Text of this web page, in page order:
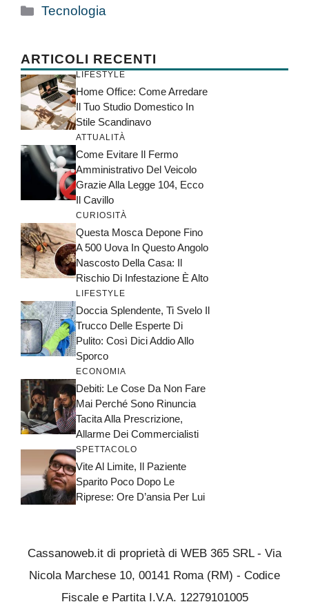
Categorie
Tecnologia
ARTICOLI RECENTI
LIFESTYLE
Home Office: Come Arredare
Il Tuo Studio Domestico In
Stile Scandinavo
ATTUALITÀ
Come Evitare Il Fermo
Amministrativo Del Veicolo
Grazie Alla Legge 104, Ecco
Il Cavillo
CURIOSITÀ
Questa Mosca Depone Fino
A 500 Uova In Questo Angolo
Nascosto Della Casa: Il
Rischio Di Infestazione È Alto
LIFESTYLE
Doccia Splendente, Ti Svelo Il
Trucco Delle Esperte Di
Pulito: Così Dici Addio Allo
Sporco
ECONOMIA
Debiti: Le Cose Da Non Fare
Mai Perché Sono Rinuncia
Tacita Alla Prescrizione,
Allarme Dei Commercialisti
SPETTACOLO
Vite Al Limite, Il Paziente
Sparito Poco Dopo Le
Riprese: Ore D’ansia Per Lui
Cassanoweb.it di proprietà di WEB 365 SRL - Via
Nicola Marchese 10, 00141 Roma (RM) - Codice
Fiscale e Partita I.V.A. 12279101005